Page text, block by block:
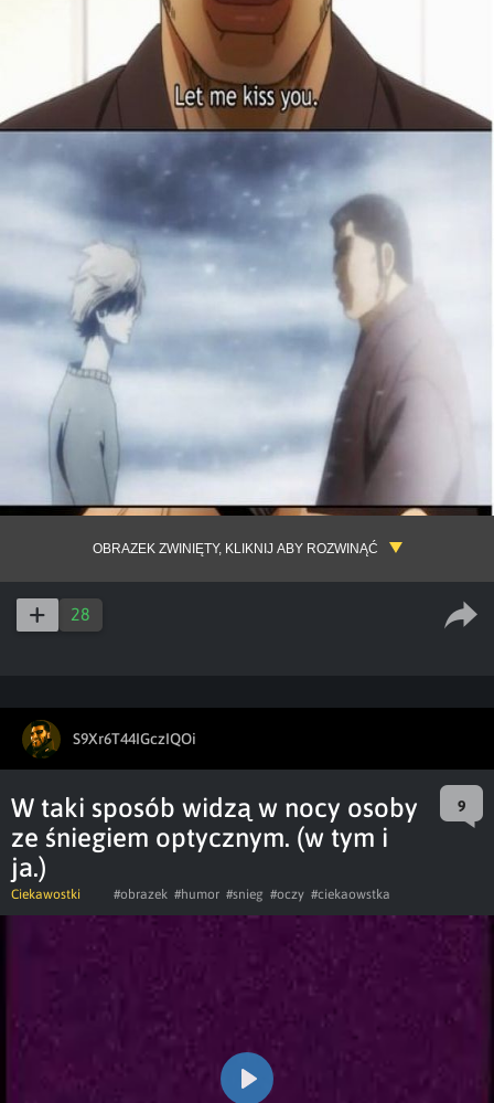
OBRAZEK ZWINIĘTY, KLIKNIJ ABY ROZWINĄĆ
28
S9Xr6T44IGczIQOi
W taki sposób widzą w nocy osoby
ze śniegiem optycznym. (w tym i
ja.)
9
Ciekawostki #obrazek #humor #snieg #oczy #ciekaowstka